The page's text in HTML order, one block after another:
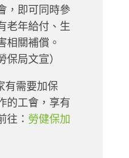
，即可同時參
老年給付、生
相關補償。
保局文宣）
有需要加保
的工會，享有
往： 勞健保加